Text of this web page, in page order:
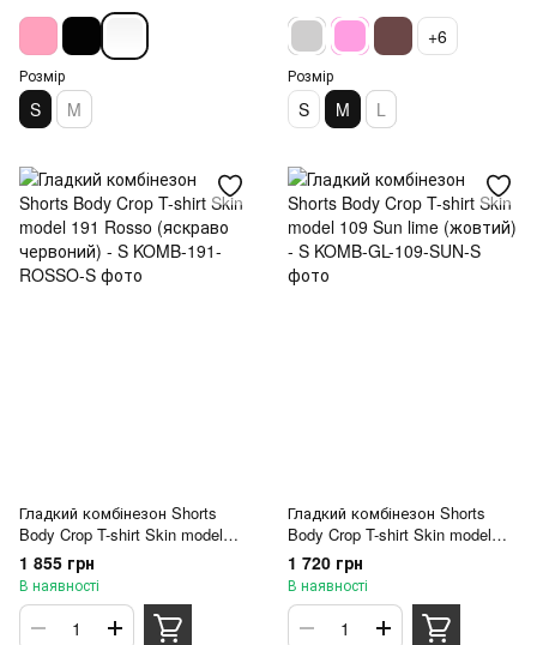
Розмір
S M
+6
Розмір
S M L
Гладкий комбінезон Shorts
Body Crop T-shirt Skin model
191 Rosso (яскраво червоний)
- S
1 855 грн
В наявності
Гладкий комбінезон Shorts
Body Crop T-shirt Skin model
109 Sun lime (жовтий) - S
1 720 грн
В наявності